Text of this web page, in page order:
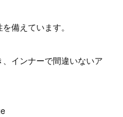
備えています。
インナーで間違いないア